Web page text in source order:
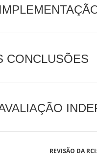
CONCLUSÕES
REVISÃO DA